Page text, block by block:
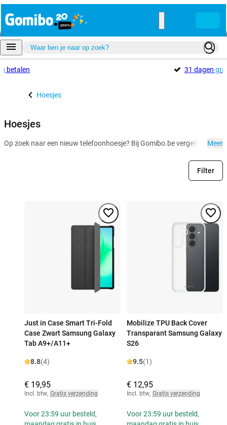
betalen 31 dagen
Hoesjes
Hoesjes
Op zoek naar een nieuw telefoonhoesje? Bij Gomibo.be vergelijk jeMeer
Filter
Just in Case Smart Tri-Fold
Case Zwart Samsung Galaxy
Tab A9+/A11+
8.8(4)
€ 19,95
Incl. btw, Gratis verzending
Voor 23:59 uur besteld,
Mobilize TPU Back Cover
Transparant Samsung Galaxy
S26
9.5(1)
€ 12,95
Incl. btw, Gratis verzending
Voor 23:59 uur besteld,